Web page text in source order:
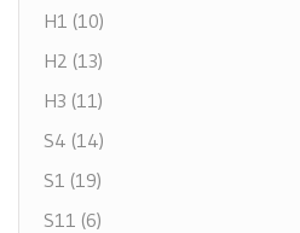
H1 (10)
H2 (13)
H3 (11)
S4 (14)
S1 (19)
S11 (6)